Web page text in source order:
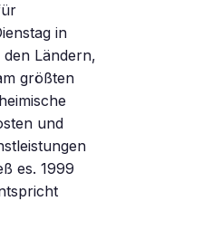
in
Ländern,
größten
und
es. 1999